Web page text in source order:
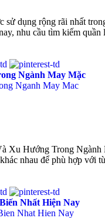
dụng rộng rãi nhất
nhu cầu tìm kiếm quần
Ngành May Mặc
Xu Hướng Trong Ngành
nhau để phù hợp với
Nhất Hiện Nay